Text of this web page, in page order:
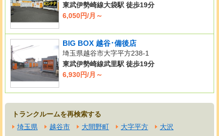
東武伊勢崎線大袋駅 徒歩19分
6,050円/月～
BIG BOX 越谷･備後店
埼玉県越谷市大字平方238-1
東武伊勢崎線武里駅 徒歩19分
6,930円/月～
トランクルームを再検索する
埼玉県
越谷市 大間野町 大字平方 大沢